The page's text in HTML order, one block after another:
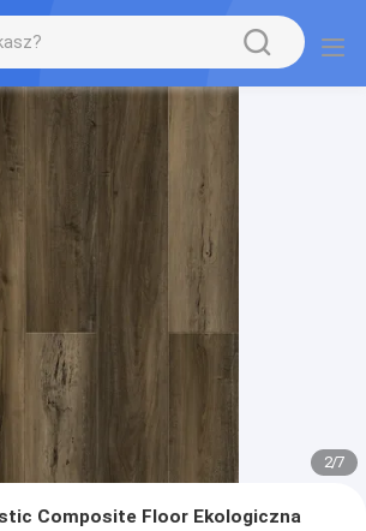
2/7
Composite Floor Ekologiczna